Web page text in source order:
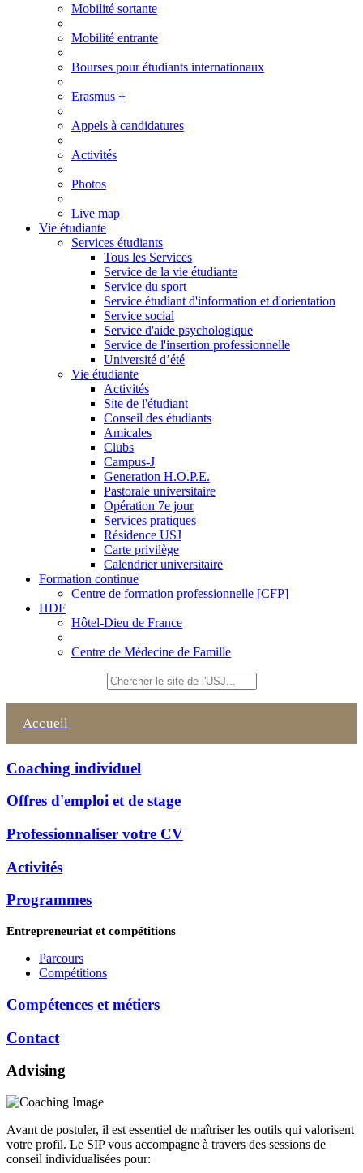
Mobilité sortante
Mobilité entrante
Bourses pour étudiants internationaux
Erasmus +
Appels à candidatures
Activités
Photos
Live map
Vie étudiante
Services étudiants
Tous les Services
Service de la vie étudiante
Service du sport
Service étudiant d'information et d'orientation
Service social
Service d'aide psychologique
Service de l'insertion professionnelle
Université d’été
Vie étudiante
Activités
Site de l'étudiant
Conseil des étudiants
Amicales
Clubs
Campus-J
Generation H.O.P.E.
Pastorale universitaire
Opération 7e jour
Services pratiques
Résidence USJ
Carte privilège
Calendrier universitaire
Formation continue
Centre de formation professionnelle [CFP]
HDF
Hôtel-Dieu de France
Centre de Médecine de Famille
Accueil
Coaching individuel
Offres d'emploi et de stage
Professionnaliser votre CV
Activités
Programmes
Entrepreneuriat et compétitions
Parcours
Compétitions
Compétences et métiers
Contact
Advising
Avant de postuler, il est essentiel de maîtriser les outils qui valorisent
votre profil. Le SIP vous accompagne à travers des sessions de
conseil individualisées pour: